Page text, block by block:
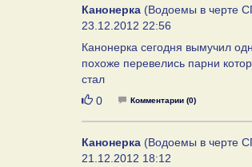
Канонерка (Водоемы в черте
23.12.2012 22:56
Канонерка сегодня вымучил
похоже перевелись парни
стал
Нравится
0 Комментарии (0)
Канонерка (Водоемы в черте
21.12.2012 18:12